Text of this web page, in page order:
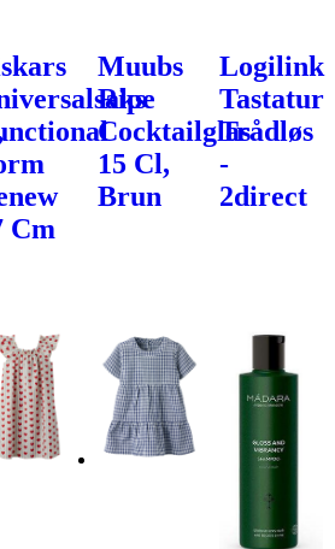
Cm
Muubs
Ripe
Cocktailglas
15 Cl,
Brun
Logilink
Tastatur
Trådløs
-
2direct